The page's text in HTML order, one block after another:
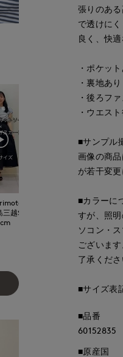
越SUPERIORCLOSET
cm
日本橋高島屋M
張りのあ
で透けに
良く、快
・ポケッ
・裏地あり
・後ろフ
・ウエス
■サンプル
画像の商
が若干変更
■カラーに
すが、照
ソコン・
ございま
了承くださ
■サイズ表
■品番
60152835
■原産国